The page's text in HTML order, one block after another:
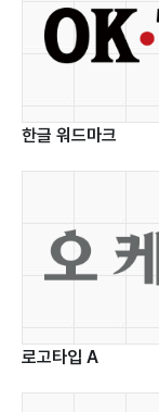
관리
및
운영
융합
전략
서비스
서비스
직무소개
인재상
사업
한글 워드마크
로고타입 A